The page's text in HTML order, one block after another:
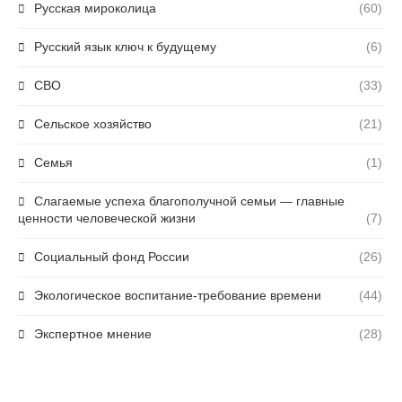
Русская мироколица (60)
Русский язык ключ к будущему (6)
СВО (33)
Сельское хозяйство (21)
Семья (1)
Слагаемые успеха благополучной семьи — главные
ценности человеческой жизни
(7)
Социальный фонд России (26)
Экологическое воспитание-требование времени (44)
Экспертное мнение (28)